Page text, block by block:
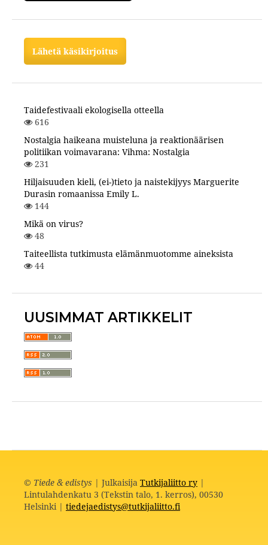
Lähetä käsikirjoitus
Taidefestivaali ekologisella otteella
616
Nostalgia haikeana muisteluna ja reaktionäärisen
politiikan voimavarana: Vihma: Nostalgia
231
Hiljaisuuden kieli, (ei-)tieto ja naistekijyys Marguerite
Durasin romaanissa Emily L.
144
Mikä on virus?
48
Taiteellista tutkimusta elämänmuotomme aineksista
44
UUSIMMAT ARTIKKELIT
© Tiede & edistys | Julkaisija Tutkijaliitto ry|
Lintulahdenkatu 3 (Tekstin talo, 1. kerros), 00530
Helsinki | tiedejaedistys@tutkijaliitto.fi